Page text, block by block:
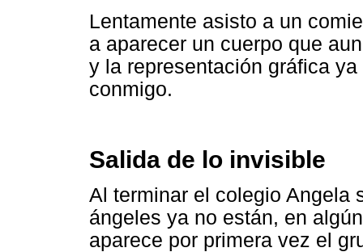
Lentamente asisto a un
a aparecer un cuerpo que
y la representación gráfica
conmigo.
Salida de lo invisible
Al terminar el colegio Angela
ángeles ya no están, en
aparece por primera vez el